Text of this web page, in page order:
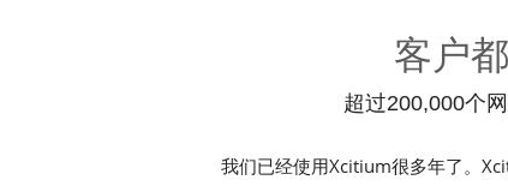
客户
超过200,000个
我们已经使用Xcitium很多年了。